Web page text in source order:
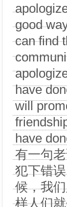
good
can find
have
will
have
有一句
犯下错
候，我
样人们